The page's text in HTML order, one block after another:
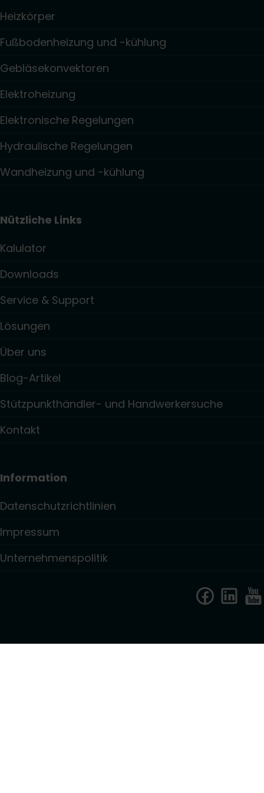
Heizkörper
Fußbodenheizung und -kühlung
Gebläsekonvektoren
Elektroheizung
Elektronische Regelungen
Hydraulische Regelungen
Wandheizung und -kühlung
Nützliche Links
Kalulator
Downloads
Service & Support
Lösungen
Über uns
Blog-Artikel
Stützpunkthändler- und Handwerkersuche
Kontakt
Information
Datenschutzrichtlinien
Impressum
Unternehmenspolitik